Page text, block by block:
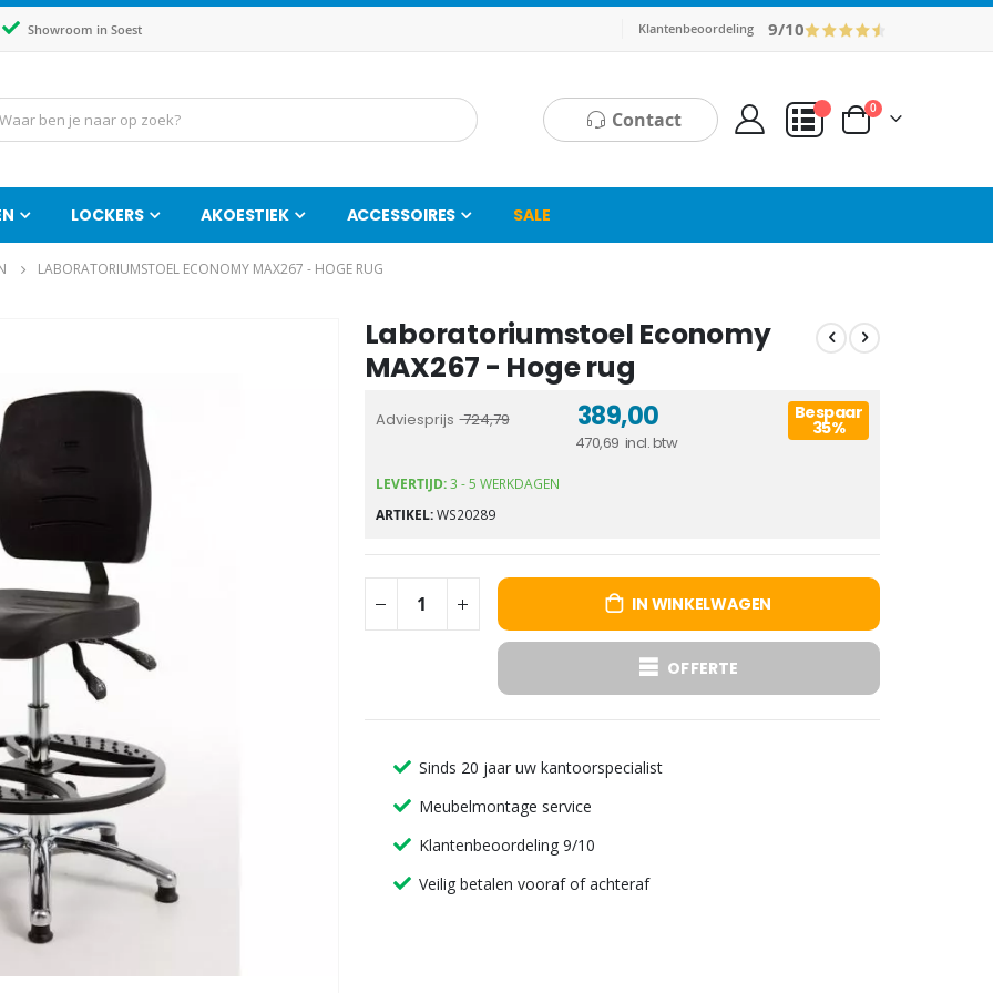
Showroom in Soest Klantenbeoordeling 9/10
Contact Cart
0producten
LOCKERS AKOESTIEK ACCESSOIRES SALE
LABORATORIUMSTOEL ECONOMY MAX267 - HOGE RUG
naar
afbeeldingen-
gallerij
Laboratoriumstoel Economy
MAX267 - Hoge rug
Adviesprijs 724,79
470,69
389,00 Bespaar
35%
LEVERTIJD:3 - 5 WERKDAGEN
ARTIKEL WS20289
IN WINKELWAGEN
OFFERTE
Sinds 20 jaar uw kantoorspecialist
Meubelmontage service
Klantenbeoordeling 9/10
Veilig betalen vooraf of achteraf